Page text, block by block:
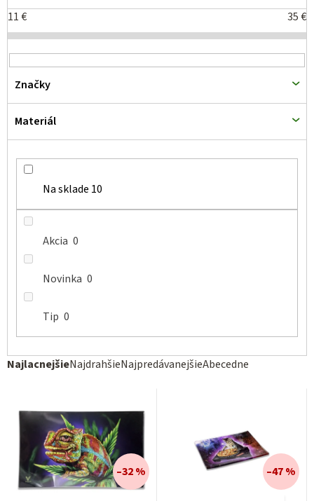
R
NajlacnejšieNajdrahšieNajpredávanejšieAbecedne
11€ 35€
Na sklade 10
Akcia 0
Novinka 0
Tip 0
Značky
Materiál
s
p
r
o
d
u
k
–32 % –47 %